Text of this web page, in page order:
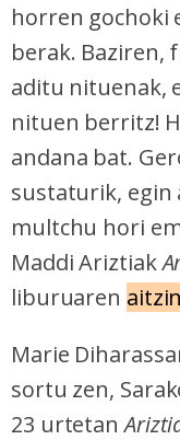
horren gochoki
berak. Baziren,
aditu nituenak,
nituen berritz!
andana bat.
sustaturik, egin
multchu hori
Maddi Ariztiak
liburuaren
Marie
sortu zen,
23 urtetan